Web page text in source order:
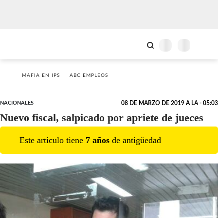
MAFIA EN IPS ABC EMPLEOS
NACIONALES 08 DE MARZO DE 2019 A LA - 05:03
Nuevo fiscal, salpicado por apriete de jueces
Este artículo tiene 7 años de antigüedad